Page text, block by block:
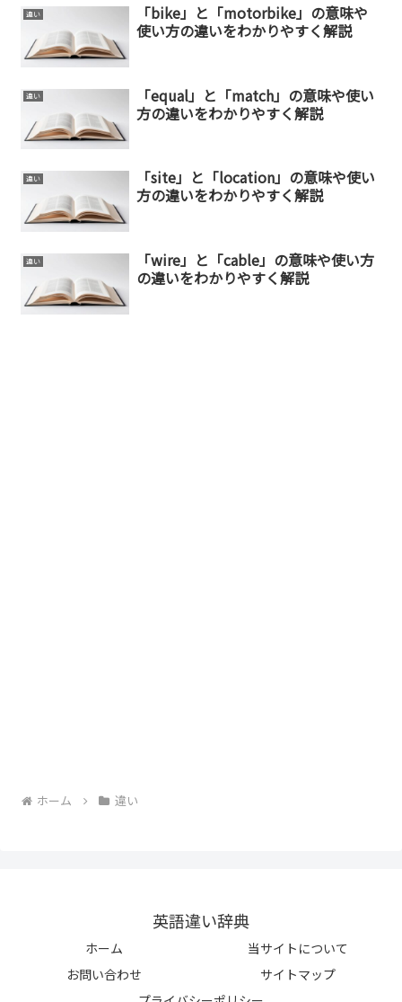
違い
「bike」と「motorbike」の意味や
使い方の違いをわかりやすく解説
違い
「equal」と「match」の意味や使い
方の違いをわかりやすく解説
違い
「site」と「location」の意味や使い
方の違いをわかりやすく解説
違い
「wire」と「cable」の意味や使い方
の違いをわかりやすく解説
ホーム 違い
英語違い辞典
ホーム
当サイトについて
お問い合わせ
サイトマップ